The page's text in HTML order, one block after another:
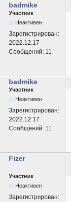
badmike
Участник
Неактивен
Зарегистрирован:
2022.12.17
Сообщений: 11
badmike
Участник
Неактивен
Зарегистрирован:
2022.12.17
Сообщений: 11
Fizer
Участник
Неактивен
Зарегистрирован: